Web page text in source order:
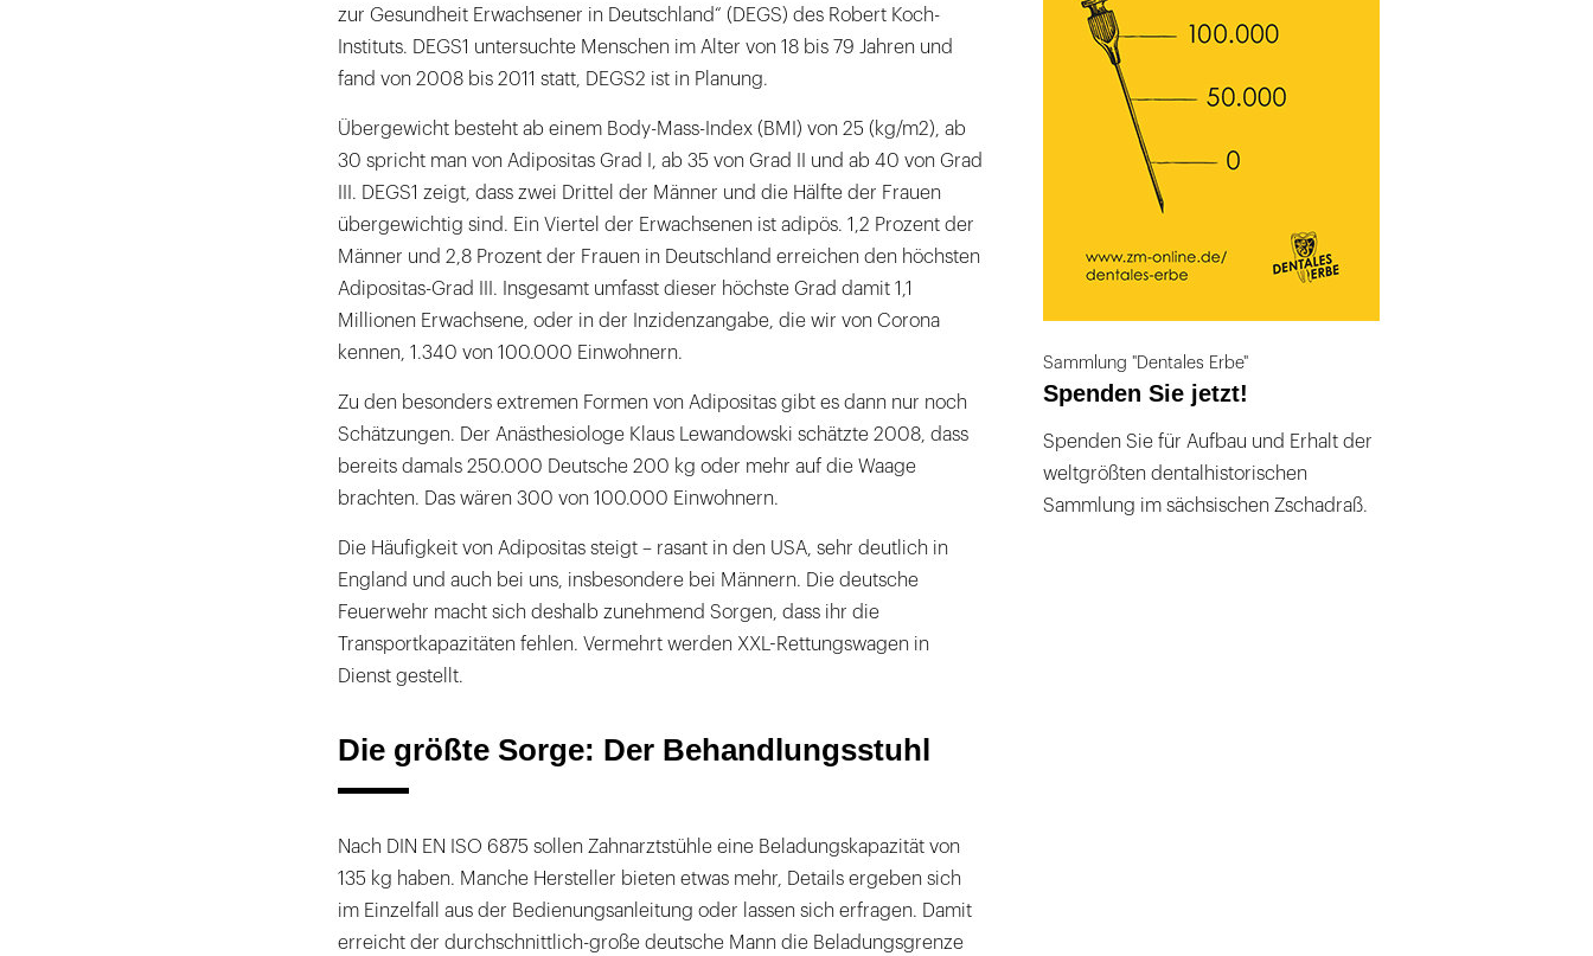
zur Gesundheit Erwachsener in Deutschland“ (DEGS) des Robert Koch-
Instituts. DEGS1 untersuchte Menschen im Alter von 18 bis 79 Jahren und
fand von 2008 bis 2011 statt, DEGS2 ist in Planung.
Übergewicht besteht ab einem Body-Mass-Index (BMI) von 25 (kg/m2), ab
30 spricht man von Adipositas Grad I, ab 35 von Grad II und ab 40 von Grad
III. DEGS1 zeigt, dass zwei Drittel der Männer und die Hälfte der Frauen
übergewichtig sind. Ein Viertel der Erwachsenen ist adipös. 1,2 Prozent der
Männer und 2,8 Prozent der Frauen in Deutschland erreichen den höchsten
Adipositas-Grad III. Insgesamt umfasst dieser höchste Grad damit 1,1
Millionen Erwachsene, oder in der Inzidenzangabe, die wir von Corona
kennen, 1.340 von 100.000 Einwohnern.
Zu den besonders extremen Formen von Adipositas gibt es dann nur noch
Schätzungen. Der Anästhesiologe Klaus Lewandowski schätzte 2008, dass
bereits damals 250.000 Deutsche 200 kg oder mehr auf die Waage
brachten. Das wären 300 von 100.000 Einwohnern.
Die Häufigkeit von Adipositas steigt – rasant in den USA, sehr deutlich in
England und auch bei uns, insbesondere bei Männern. Die deutsche
Feuerwehr macht sich deshalb zunehmend Sorgen, dass ihr die
Transportkapazitäten fehlen. Vermehrt werden XXL-Rettungswagen in
Dienst gestellt.
Die größte Sorge: Der Behandlungsstuhl
Nach DIN EN ISO 6875 sollen Zahnarztstühle eine Beladungskapazität von
135 kg haben. Manche Hersteller bieten etwas mehr, Details ergeben sich
im Einzelfall aus der Bedienungsanleitung oder lassen sich erfragen. Damit
erreicht der durchschnittlich-große deutsche Mann die Beladungsgrenze
Sammlung "Dentales Erbe"
Spenden Sie jetzt!
Spenden Sie für Aufbau und Erhalt der
weltgrößten dentalhistorischen
Sammlung im sächsischen Zschadraß.